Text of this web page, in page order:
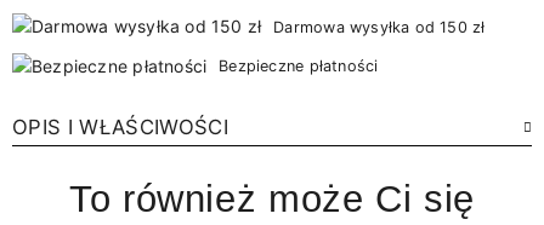
Darmowa wysyłka od 150 zł
Bezpieczne płatności
OPIS I WŁAŚCIWOŚCI
To również może Ci się